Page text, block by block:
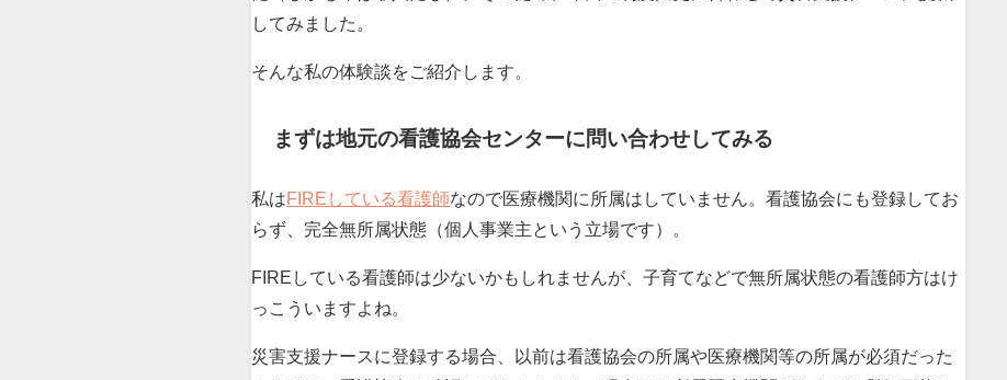
してみました。
そんな私の体験談をご紹介します。
まずは地元の看護協会センターに問い合わせしてみる
私はFIREしている看護師なので医療機関に所属はしていません。看護協会にも登録してお
らず、完全無所属状態（個人事業主という立場です）。
FIREしている看護師は少ないかもしれませんが、子育てなどで無所属状態の看護師方はけ
っこういますよね。
災害支援ナースに登録する場合、以前は看護協会の所属や医療機関等の所属が必須だった